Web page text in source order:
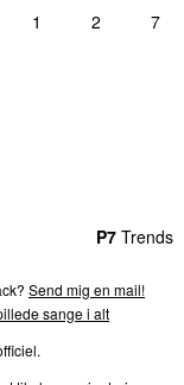
1 2 7
P7 Trends
Send mig en mail!
sange i alt